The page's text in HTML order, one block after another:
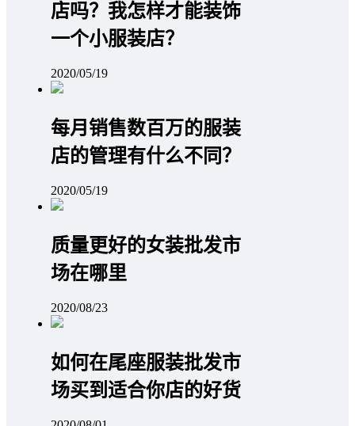
店吗？我怎样才能装饰
一个小服装店？
2020/05/19
每月销售数百万的服装
店的管理有什么不同？
2020/05/19
质量更好的女装批发市
场在哪里
2020/08/23
如何在尾座服装批发市
场买到适合你店的好货